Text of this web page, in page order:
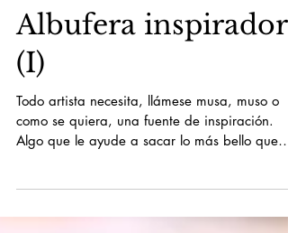
Albufera inspiradora
(I)
Todo artista necesita, llámese musa, muso o
como se quiera, una fuente de inspiración.
Algo que le ayude a sacar lo más bello que